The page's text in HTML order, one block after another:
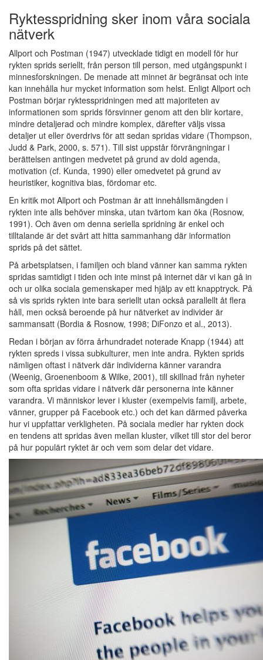
Ryktesspridning sker inom våra sociala
nätverk
Allport och Postman (1947) utvecklade tidigt en modell för hur
rykten sprids seriellt, från person till person, med utgångspunkt i
minnesforskningen. De menade att minnet är begränsat och inte
kan innehålla hur mycket information som helst. Enligt Allport och
Postman börjar ryktesspridningen med att majoriteten av
informationen som sprids försvinner genom att den blir kortare,
mindre detaljerad och mindre komplex, därefter väljs vissa
detaljer ut eller överdrivs för att sedan spridas vidare (Thompson,
Judd & Park, 2000, s. 571). Till sist uppstår förvrängningar i
berättelsen antingen medvetet på grund av dold agenda,
motivation (cf. Kunda, 1990) eller omedvetet på grund av
heuristiker, kognitiva bias, fördomar etc.
En kritik mot Allport och Postman är att innehållsmängden i
rykten inte alls behöver minska, utan tvärtom kan öka (Rosnow,
1991). Och även om denna seriella spridning är enkel och
tilltalande är det svårt att hitta sammanhang där information
sprids på det sättet.
På arbetsplatsen, i familjen och bland vänner kan samma rykten
spridas samtidigt i tiden och inte minst på internet där vi kan gå in
och ur olika sociala gemenskaper med hjälp av ett knapptryck. På
så vis sprids rykten inte bara seriellt utan också parallellt åt flera
håll, men också beroende på hur nätverket av individer är
sammansatt (Bordia & Rosnow, 1998; DiFonzo et al., 2013).
Redan i början av förra århundradet noterade Knapp (1944) att
rykten spreds i vissa subkulturer, men inte andra. Rykten sprids
nämligen oftast i nätverk där individerna känner varandra
(Weenig, Groenenboom & Wilke, 2001), till skillnad från nyheter
som ofta spridas vidare i nätverk där personerna inte känner
varandra. Vi människor lever i kluster (exempelvis familj, arbete,
vänner, grupper på Facebook etc.) och det kan därmed påverka
hur vi uppfattar verkligheten. På sociala medier har rykten dock
en tendens att spridas även mellan kluster, vilket till stor del beror
på hur populärt ryktet är och vem som delar det vidare.